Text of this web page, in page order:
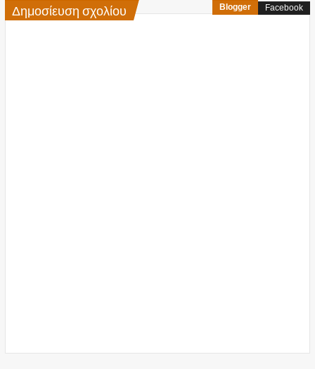
Δημοσίευση σχολίου Blogger Facebook